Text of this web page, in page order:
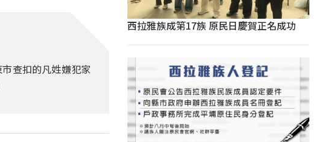
查扣的凡姓嫌犯家
西拉雅族成第17族 原民日慶賀正名成功